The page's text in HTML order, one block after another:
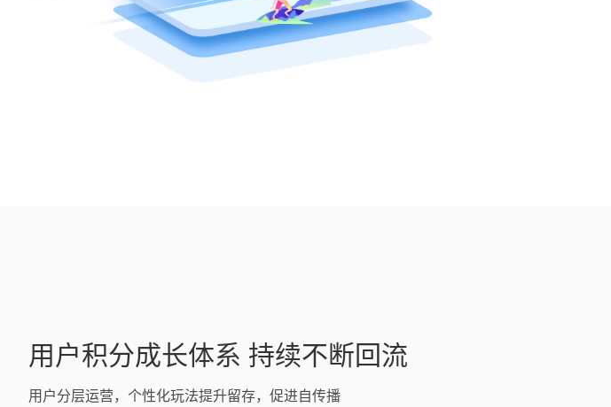
用户积分成长体系 持续不断回流
用户分层运营，个性化玩法提升留存，促进自传播